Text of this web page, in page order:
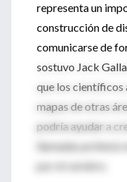
representa un
construcción de
comunicarse de
sostuvo Jack
que los científicos
mapas de otras
podría ayudar a
llamadas prótesis
por el cerebro.